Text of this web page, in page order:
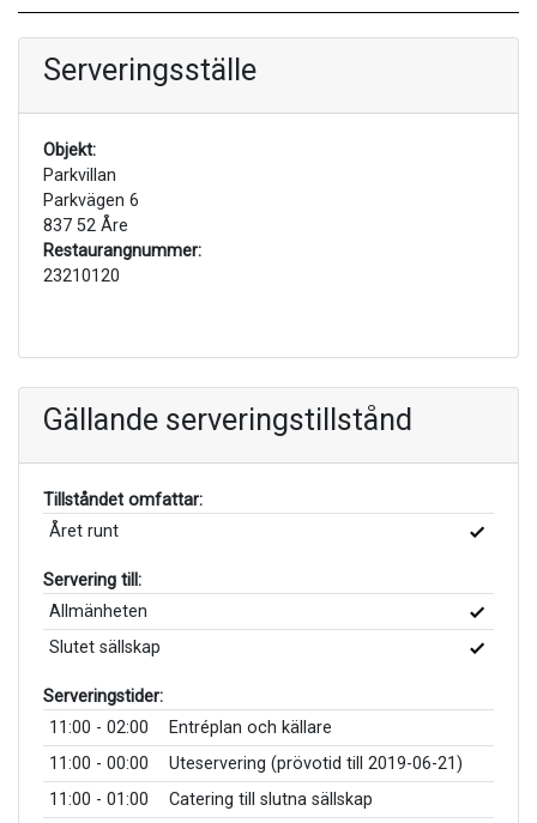
Serveringsställe
Objekt:
Parkvillan
Parkvägen 6
837 52 Åre
Restaurangnummer:
23210120
Gällande serveringstillstånd
Tillståndet omfattar:
Året runt
Servering till:
Allmänheten
Slutet sällskap
Serveringstider:
11:00 - 02:00
Entréplan och källare
11:00 - 00:00
Uteservering (prövotid till 2019-06-21)
11:00 - 01:00
Catering till slutna sällskap